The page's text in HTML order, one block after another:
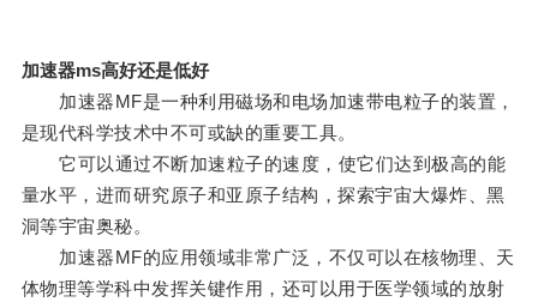
加速器ms高好还是低好
加速器MF是一种利用磁场和电场加速带电粒子的装置，
是现代科学技术中不可或缺的重要工具。
它可以通过不断加速粒子的速度，使它们达到极高的能
量水平，进而研究原子和亚原子结构，探索宇宙大爆炸、黑
洞等宇宙奥秘。
加速器MF的应用领域非常广泛，不仅可以在核物理、天
体物理等学科中发挥关键作用，还可以用于医学领域的放射